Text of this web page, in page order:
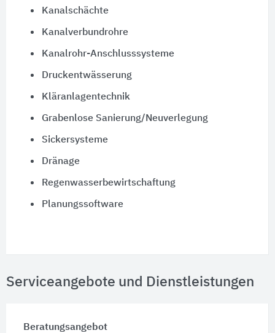
Kanalschächte
Kanalverbundrohre
Kanalrohr-Anschlusssysteme
Druckentwässerung
Kläranlagentechnik
Grabenlose Sanierung/Neuverlegung
Sickersysteme
Dränage
Regenwasserbewirtschaftung
Planungssoftware
Serviceangebote und Dienstleistungen
Beratungsangebot